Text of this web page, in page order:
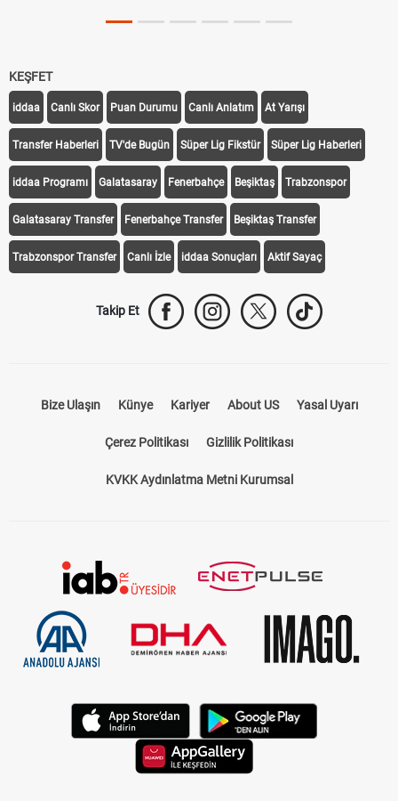
KEŞFET
iddaa Canlı Skor Puan Durumu Canlı Anlatım At Yarışı
Transfer Haberleri TV'de Bugün Süper Lig Fikstür Süper Lig Haberleri
iddaa Programı Galatasaray Fenerbahçe Beşiktaş Trabzonspor
Galatasaray Transfer Fenerbahçe Transfer Beşiktaş Transfer
Trabzonspor Transfer Canlı İzle iddaa Sonuçları Aktif Sayaç
Takip Et
Bize Ulaşın Künye Kariyer About US Yasal Uyarı
Çerez Politikası Gizlilik Politikası
KVKK Aydınlatma Metni Kurumsal